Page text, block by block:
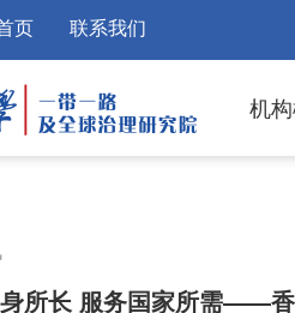
页 联系我们
机
所长 服务国家所需——